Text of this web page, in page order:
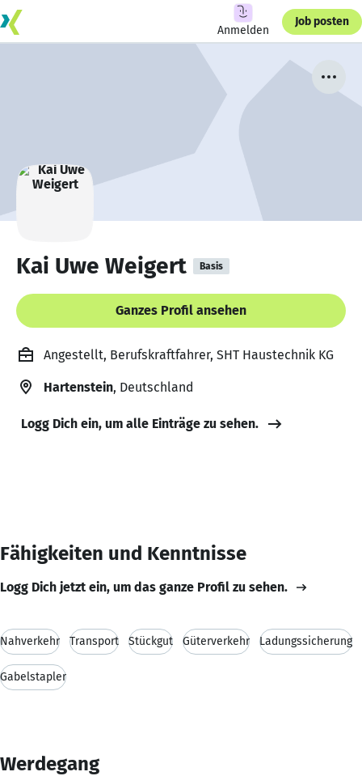
Anmelden
Job posten
Kai Uwe Weigert Basis
Ganzes Profil ansehen
Angestellt, Berufskraftfahrer, SHT Haustechnik KG
Hartenstein, Deutschland
Logg Dich ein, um alle Einträge zu sehen.
Fähigkeiten und Kenntnisse
Logg Dich jetzt ein, um das ganze Profil zu sehen.
Nahverkehr Transport Stückgut Güterverkehr Ladungssicherung
Gabelstapler
Werdegang